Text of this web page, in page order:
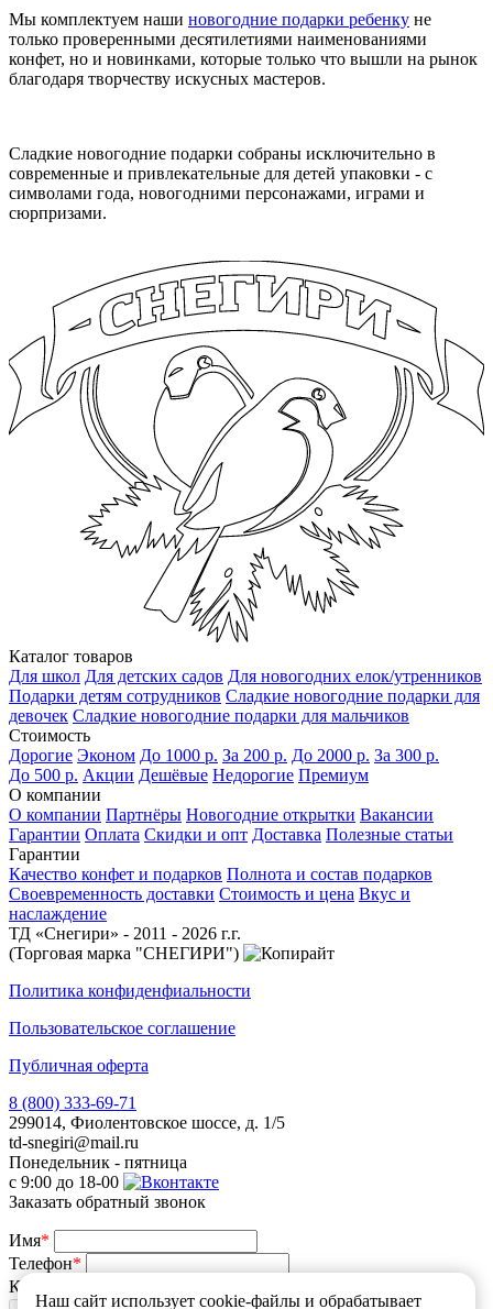
Мы комплектуем наши новогодние подарки ребенку не
только проверенными десятилетиями наименованиями
конфет, но и новинками, которые только что вышли на рынок
благодаря творчеству искусных мастеров.
Сладкие новогодние подарки собраны исключительно в
современные и привлекательные для детей упаковки - с
символами года, новогодними персонажами, играми и
сюрпризами.
Каталог товаров
Для школ Для детских садов Для новогодних елок/утренников
Подарки детям сотрудников Сладкие новогодние подарки для
девочек Сладкие новогодние подарки для мальчиков
Стоимость
Дорогие Эконом До 1000 р. За 200 р. До 2000 р. За 300 р.
До 500 р. Акции Дешёвые Недорогие Премиум
О компании
О компании Партнёры Новогодние открытки Вакансии
Гарантии Оплата Скидки и опт Доставка Полезные статьи
Гарантии
Качество конфет и подарков Полнота и состав подарков
Своевременность доставки Стоимость и цена Вкус и
наслаждение
ТД «Снегири» - 2011 - 2026 г.г.
(Торговая марка "СНЕГИРИ")
Политика конфиденфиальности
Пользовательское соглашение
Публичная оферта
8 (800) 333-69-71
299014, Фиолентовское шоссе, д. 1/5
td-snegiri@mail.ru
Понедельник - пятница
с 9:00 до 18-00
Заказать обратный звонок
Имя*
Телефон*
Какой у Вас вопрос
Наш сайт использует cookie-файлы и обрабатывает